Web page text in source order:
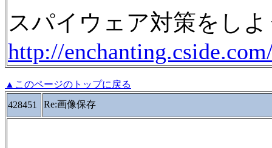
スパイウェア対策をし
http://
▲このページのトップに戻る
428451
Re:画像保存